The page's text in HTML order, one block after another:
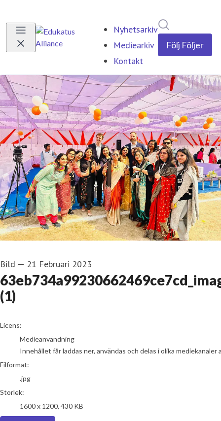
Nyhetsarkiv
Mediearkiv
Kontakt
Följ Följer
Bild — 21 Februari 2023
(1)
go to media item
Licens:
Medieanvändning
Innehållet får laddas ner, användas och delas i olika
Filformat:
.jpg
Storlek:
1600 x 1200, 430 KB